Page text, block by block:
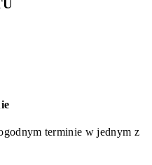
terminie w jednym z